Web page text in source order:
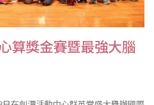
算獎金賽暨最強大腦